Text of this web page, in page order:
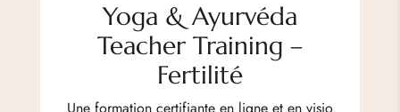
Yoga & Ayurvéda
Teacher Training –
Fertilité